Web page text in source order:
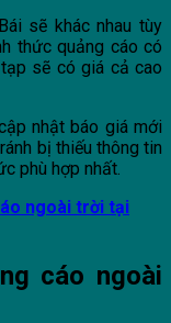
sẽ khác nhau tùy
thức quảng cáo có
sẽ có giá cả cao
nhật báo giá mới
bị thiếu thông tin
phù hợp nhất.
ngoài trời tại
cáo ngoài